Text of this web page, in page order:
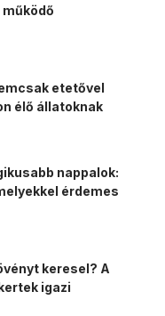
etetővel
élő állatoknak
nappalok:
érdemes
keresel? A
igazi